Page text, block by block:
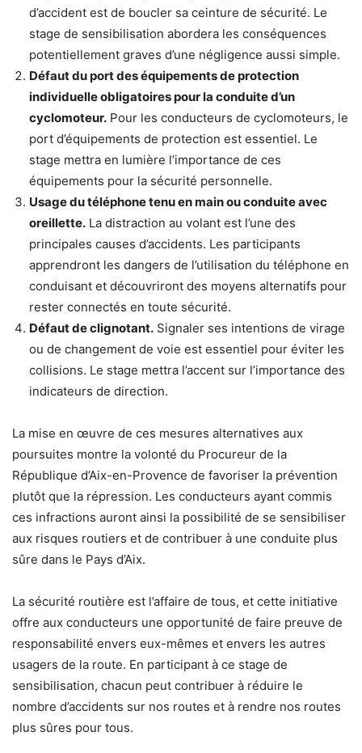
d’accident est de boucler sa ceinture de sécurité. Le
stage de sensibilisation abordera les conséquences
potentiellement graves d’une négligence aussi simple.
Défaut du port des équipements de protection
individuelle obligatoires pour la conduite d’un
cyclomoteur. Pour les conducteurs de cyclomoteurs, le
port d’équipements de protection est essentiel. Le
stage mettra en lumière l’importance de ces
équipements pour la sécurité personnelle.
Usage du téléphone tenu en main ou conduite avec
oreillette. La distraction au volant est l’une des
principales causes d’accidents. Les participants
apprendront les dangers de l’utilisation du téléphone en
conduisant et découvriront des moyens alternatifs pour
rester connectés en toute sécurité.
Défaut de clignotant. Signaler ses intentions de virage
ou de changement de voie est essentiel pour éviter les
collisions. Le stage mettra l’accent sur l’importance des
indicateurs de direction.
La mise en œuvre de ces mesures alternatives aux
poursuites montre la volonté du Procureur de la
République d’Aix-en-Provence de favoriser la prévention
plutôt que la répression. Les conducteurs ayant commis
ces infractions auront ainsi la possibilité de se sensibiliser
aux risques routiers et de contribuer à une conduite plus
sûre dans le Pays d’Aix.
La sécurité routière est l’affaire de tous, et cette initiative
offre aux conducteurs une opportunité de faire preuve de
responsabilité envers eux-mêmes et envers les autres
usagers de la route. En participant à ce stage de
sensibilisation, chacun peut contribuer à réduire le
nombre d’accidents sur nos routes et à rendre nos routes
plus sûres pour tous.